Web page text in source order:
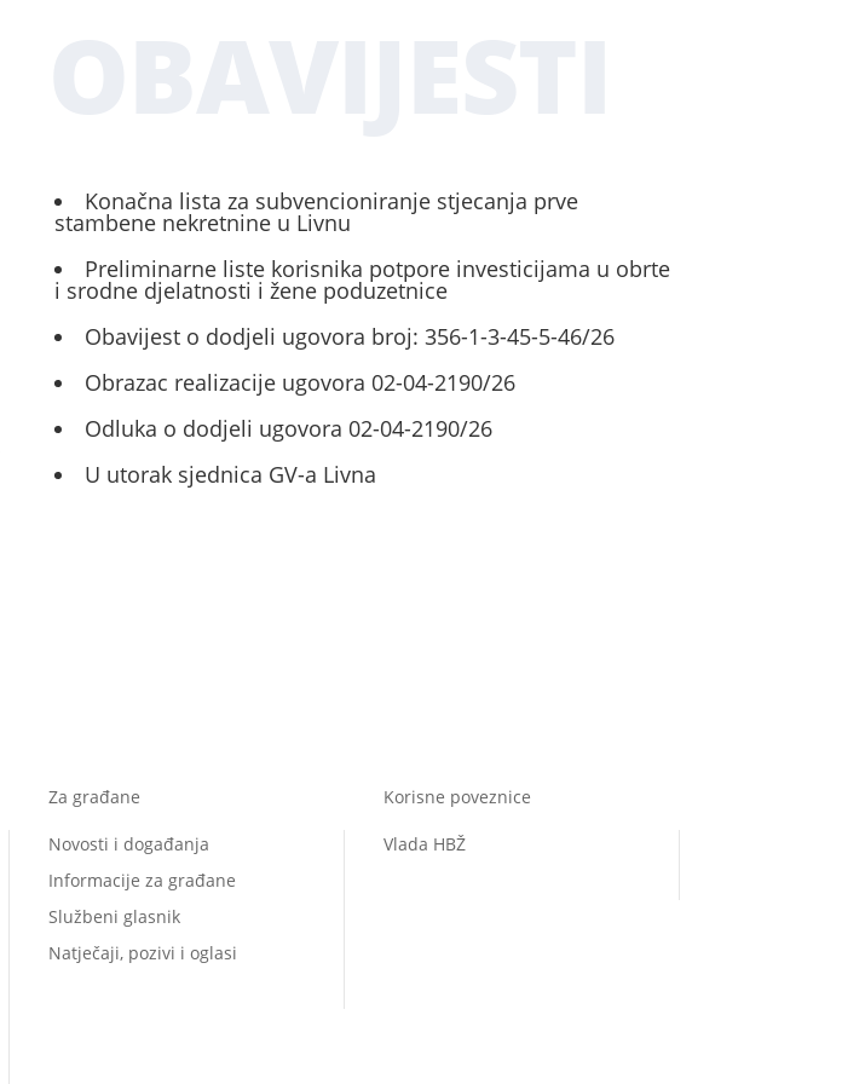
Konačna lista za subvencioniranje stjecanja prve
stambene nekretnine u Livnu
Preliminarne liste korisnika potpore investicijama u obrte
i srodne djelatnosti i žene poduzetnice
Obavijest o dodjeli ugovora broj: 356-1-3-45-5-46/26
Obrazac realizacije ugovora 02-04-2190/26
Odluka o dodjeli ugovora 02-04-2190/26
U utorak sjednica GV-a Livna
Za građane
Novosti i događanja
Informacije za građane
Službeni glasnik
Natječaji, pozivi i oglasi
Korisne poveznice
Vlada HBŽ